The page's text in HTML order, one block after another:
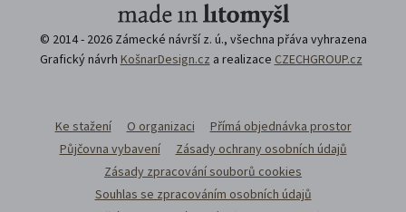
© 2014 - 2026 Zámecké návrší z. ú., všechna přáva vyhrazena
Grafický návrh KošnarDesign.cz a realizace CZECHGROUP.cz
Ke stažení O organizaci
Přímá objednávka prostor
Půjčovna vybavení
Zásady ochrany osobních údajů
Zásady zpracování souborů cookies
Souhlas se zpracováním osobních údajů